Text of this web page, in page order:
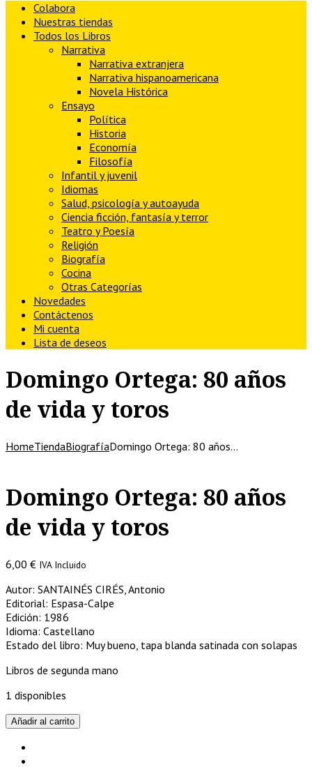
Colabora
Nuestras tiendas
Todos los Libros
Narrativa
Narrativa extranjera
Narrativa hispanoamericana
Novela Histórica
Ensayo
Política
Historia
Economía
Filosofía
Infantil y juvenil
Idiomas
Salud, psicología y autoayuda
Ciencia ficción, fantasía y terror
Teatro y Poesía
Religión
Biografía
Cocina
Otras Categorías
Novedades
Contáctenos
Mi cuenta
Lista de deseos
Domingo Ortega: 80 años
de vida y toros
HomeTiendaBiografíaDomingo Ortega: 80 años…
Domingo Ortega: 80 años
de vida y toros
6,00 € IVA Incluido
Autor: SANTAINÉS CIRÉS, Antonio
Editorial: Espasa-Calpe
Edición: 1986
Idioma: Castellano
Estado del libro: Muy bueno, tapa blanda satinada con solapas
Libros de segunda mano
1 disponibles
Domingo
Ortega:
años
Añadir al carrito